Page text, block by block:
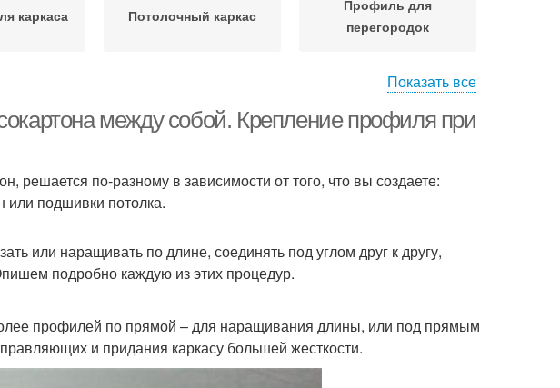
каркаса Потолочный каркас
Профиль для
перегородок
Показать все
между собой. Крепление профиля при
решается по-разному в зависимости от того, что вы создаете:
или подшивки потолка.
или наращивать по длине, соединять под углом друг к другу,
подробно каждую из этих процедур.
профилей по прямой – для наращивания длины, или под прямым
и придания каркасу большей жесткости.